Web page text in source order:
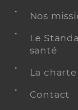
Nos
Le
santé
La
Contact